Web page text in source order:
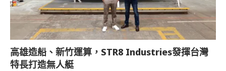
高雄造船、新竹運算，STR8 Industries發揮台灣
特長打造無人艇